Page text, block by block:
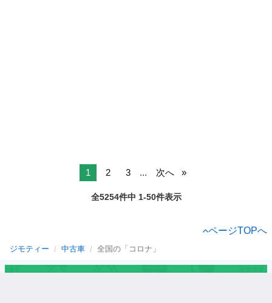
1 2 3 ... 次へ
全5254件中 1-50件表示
ページTOPへ
ジモティー 中古車 全国の「コロナ」